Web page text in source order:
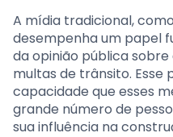
A mídia tradicional,
desempenha um papel
da opinião pública sobre
multas de trânsito. Esse
capacidade que esses
grande número de
sua influência na